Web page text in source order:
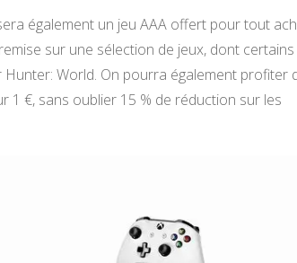
également un jeu AAA offert pour tout
sur une sélection de jeux, dont
World. On pourra également profiter
1 €, sans oublier 15 % de réduction sur les